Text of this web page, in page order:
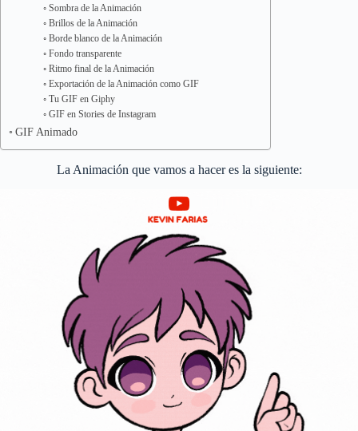
Sombra de la Animación
Brillos de la Animación
Borde blanco de la Animación
Fondo transparente
Ritmo final de la Animación
Exportación de la Animación como GIF
Tu GIF en Giphy
GIF en Stories de Instagram
GIF Animado
La Animación que vamos a hacer es la siguiente: